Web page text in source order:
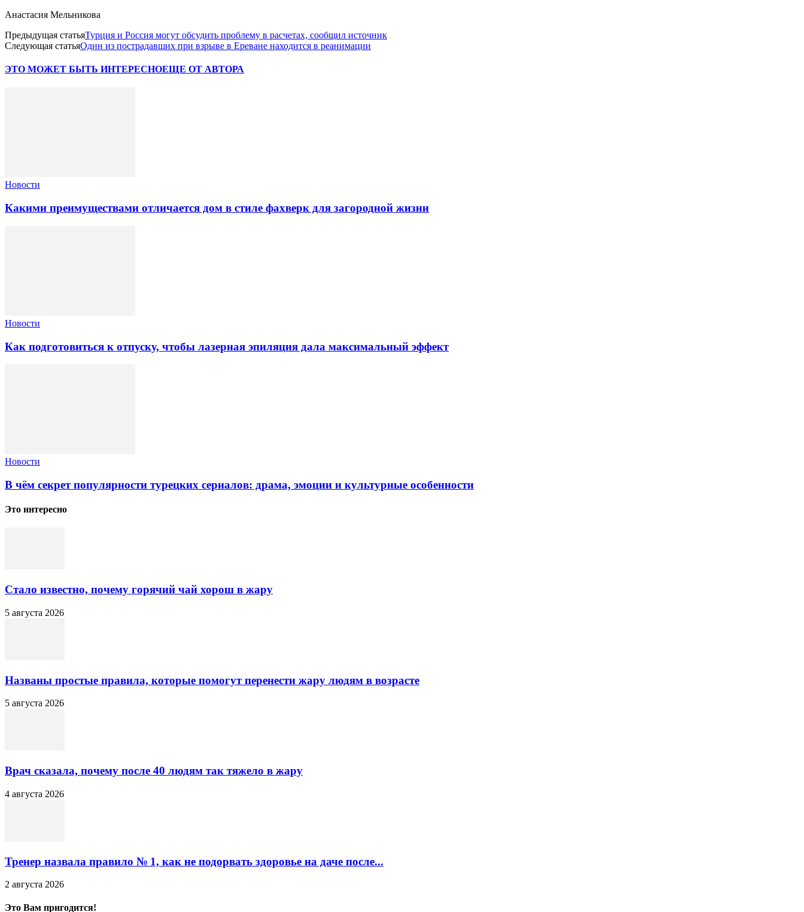
Анастасия Мельникова
Предыдущая статьяТурция и Россия могут обсудить проблему в расчетах, сообщил источник
Следующая статьяОдин из пострадавших при взрыве в Ереване находится в реанимации
ЭТО МОЖЕТ БЫТЬ ИНТЕРЕСНОЕЩЕ ОТ АВТОРА
Новости
Какими преимуществами отличается дом в стиле фахверк для загородной жизни
Новости
Как подготовиться к отпуску, чтобы лазерная эпиляция дала максимальный эффект
Новости
В чём секрет популярности турецких сериалов: драма, эмоции и культурные особенности
Это интересно
Стало известно, почему горячий чай хорош в жару
5 августа 2026
Названы простые правила, которые помогут перенести жару людям в возрасте
5 августа 2026
Врач сказала, почему после 40 людям так тяжело в жару
4 августа 2026
Тренер назвала правило № 1, как не подорвать здоровье на даче после...
2 августа 2026
Это Вам пригодится!